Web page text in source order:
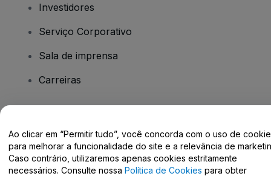
Investidores
Serviço Corporativo
Sala de imprensa
Carreiras
Centro de Ajuda / Fale Conosco
Ao clicar em “Permitir tudo”, você concorda com o uso de
para melhorar a funcionalidade do site e a relevância de
Caso contrário, utilizaremos apenas cookies estritamente
necessários. Consulte nossa Política de Cookies para obter